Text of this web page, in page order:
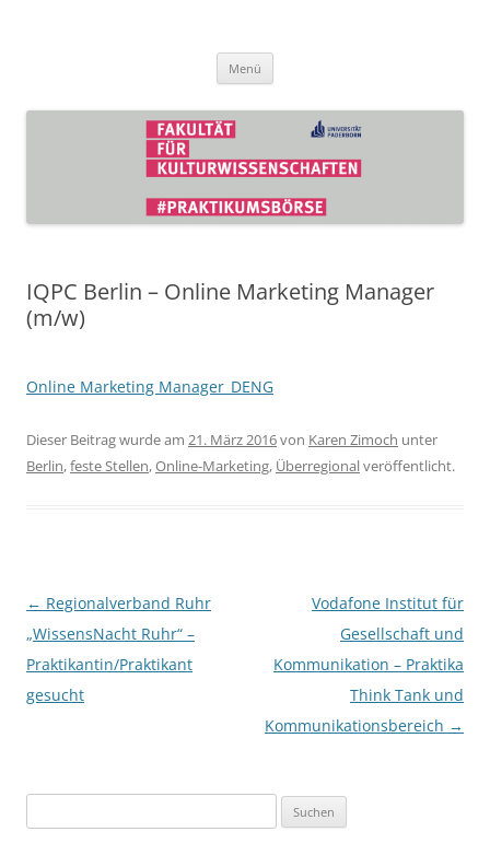
Kulturwissenschaften
Menü
IQPC Berlin – Online Marketing Manager
(m/w)
Online Marketing Manager_DENG
Dieser Beitrag wurde am 21. März 2016von Karen Zimoch unter
Berlin,feste Stellen,Online-Marketing, Überregionalveröffentlicht.
Beitragsnavigation
← Regionalverband Ruhr
„WissensNacht Ruhr“ –
Praktikantin/Praktikant
gesucht
Vodafone Institut für
Gesellschaft und
Kommunikation – Praktika
Think Tank und
Kommunikationsbereich →
nach: